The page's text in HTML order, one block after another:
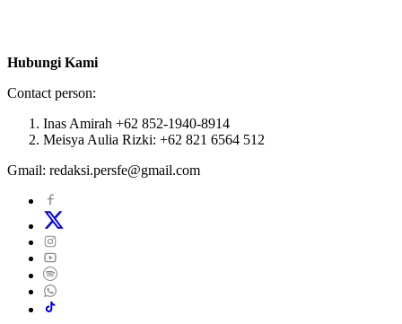
Hubungi Kami
Contact person:
Inas Amirah +62 852-1940-8914
Meisya Aulia Rizki: +62 821 6564 512
Gmail: redaksi.persfe@gmail.com